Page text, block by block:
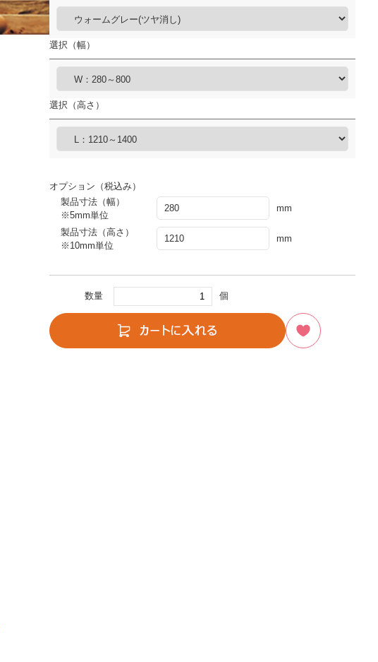
選択（幅）
選択（高さ）
オプション（税込み）
製品寸法（幅）
※5mm単位
mm
製品寸法（高さ）
※10mm単位
mm
数量 個